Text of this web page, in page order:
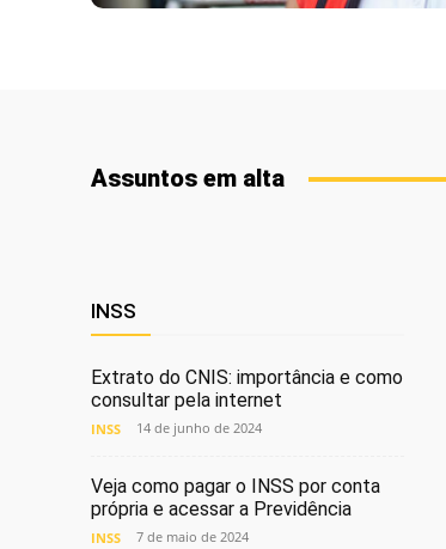
Assuntos em alta
INSS
Extrato do CNIS: importância e como
consultar pela internet
INSS 14 de junho de 2024
Veja como pagar o INSS por conta
própria e acessar a Previdência
INSS 7 de maio de 2024